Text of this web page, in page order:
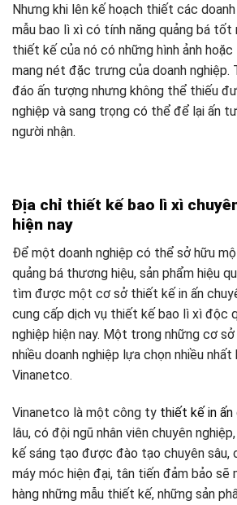
Nhưng khi lên kế hoạch thiết các
mẫu bao lì xì có tính năng quảng bá
thiết kế của nó có những hình ảnh
mang nét đặc trưng của doanh
đáo ấn tượng nhưng không thể thiếu
nghiệp và sang trọng có thể để lại ấn
người nhận.
Địa chỉ thiết kế bao lì xì
hiện nay
Để một doanh nghiệp có thể sở hữu
quảng bá thương hiệu, sản phẩm hiệu
tìm được một cơ sở thiết kế in ấn
cung cấp dịch vụ thiết kế bao lì xì độc
nghiệp hiện nay. Một trong những cơ
nhiều doanh nghiệp lựa chọn nhiều nhất
Vinanetco.
Vinanetco là một công ty thiết kế in ấn
lâu, có đội ngũ nhân viên chuyên
kế sáng tạo được đào tạo chuyên sâu,
máy móc hiện đại, tân tiến đảm bảo sẽ
hàng những mẫu thiết kế, những sản